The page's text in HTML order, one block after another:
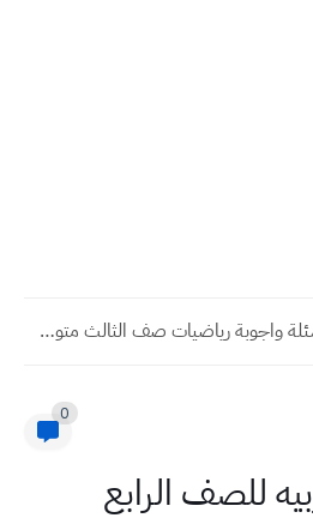
أسئلة واجوبة رياضيات صف الثالث متوسط الدور التمهيدي 2025
0
للصف الرابع